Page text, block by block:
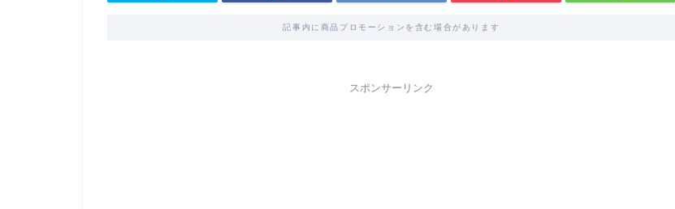
記事内に商品プロモーションを含む場合があります
スポンサーリンク